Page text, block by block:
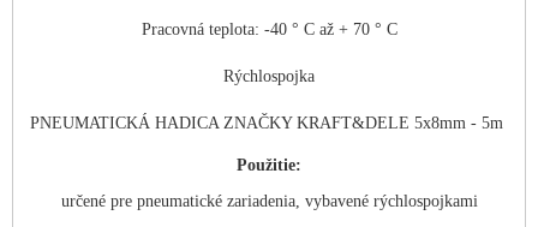
Pracovná teplota: -40 ° C až + 70 ° C
Rýchlospojka
PNEUMATICKÁ HADICA ZNAČKY KRAFT&DELE 5x8mm - 5m
Použitie:
určené pre pneumatické zariadenia, vybavené rýchlospojkami